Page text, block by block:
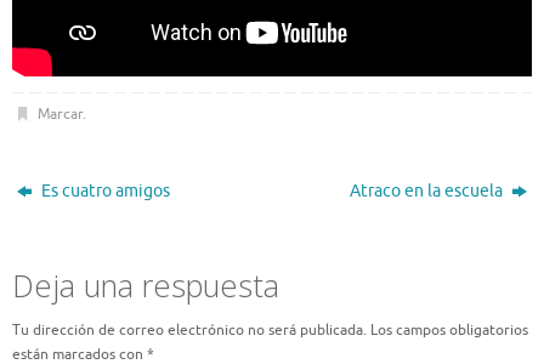
Marcar.
Es cuatro amigos Atraco en la escuela
Deja una respuesta
Tu dirección de correo electrónico no será publicada. Los campos obligatorios
están marcados con *